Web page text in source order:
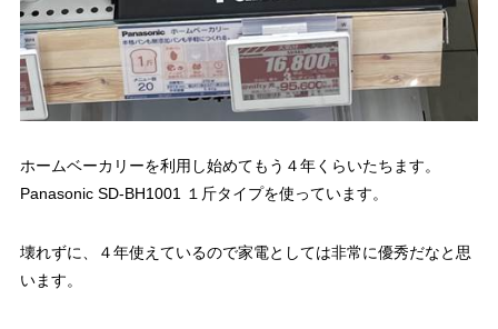
ホームベーカリーを利用し始めてもう４年くらいたちます。
Panasonic SD-BH1001 １斤タイプを使っています。
壊れずに、４年使えているので家電としては非常に優秀だなと思
います。